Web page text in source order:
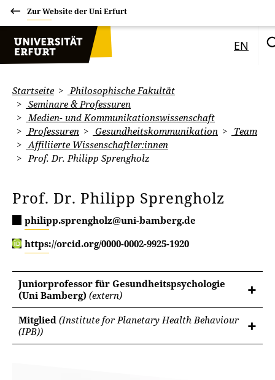
Zur Website der Uni Erfurt
EN
Startseite
Philosophische Fakultät
Seminare & Professuren
Medien- und Kommunikationswissenschaft
Professuren
Gesundheitskommunikation
Team
Affiliierte Wissenschaftler:innen
Prof. Dr. Philipp Sprengholz
Prof. Dr. Philipp Sprengholz
philipp.sprengholz@uni-bamberg.de
https://orcid.org/0000-0002-9925-1920
Juniorprofessor für Gesundheitspsychologie
(Uni Bamberg) (extern)
Mitglied (Institute for Planetary Health Behaviour
(IPB))